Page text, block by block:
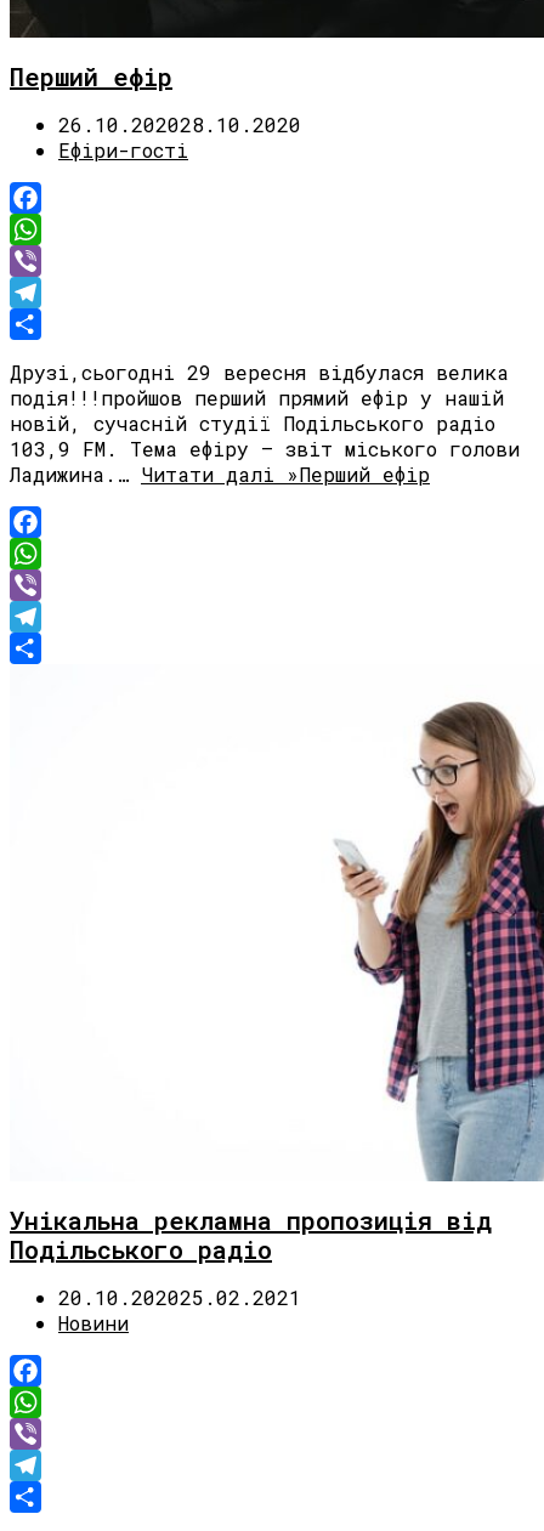
Перший ефір
26.10.202028.10.2020
Ефіри-гості
Facebook
WhatsApp
Viber
Telegram
Друзі,сьогодні 29 вересня відбулася велика
подія!!!пройшов перший прямий ефір у нашій
новій, сучасній студії Подільського радіо
103,9 FM. Тема ефіру – звіт міського голови
Ладижина.… Читати далі »Перший ефір
Facebook
WhatsApp
Viber
Telegram
Унікальна рекламна пропозиція від
Подільського радіо
20.10.202025.02.2021
Новини
Facebook
WhatsApp
Viber
Telegram